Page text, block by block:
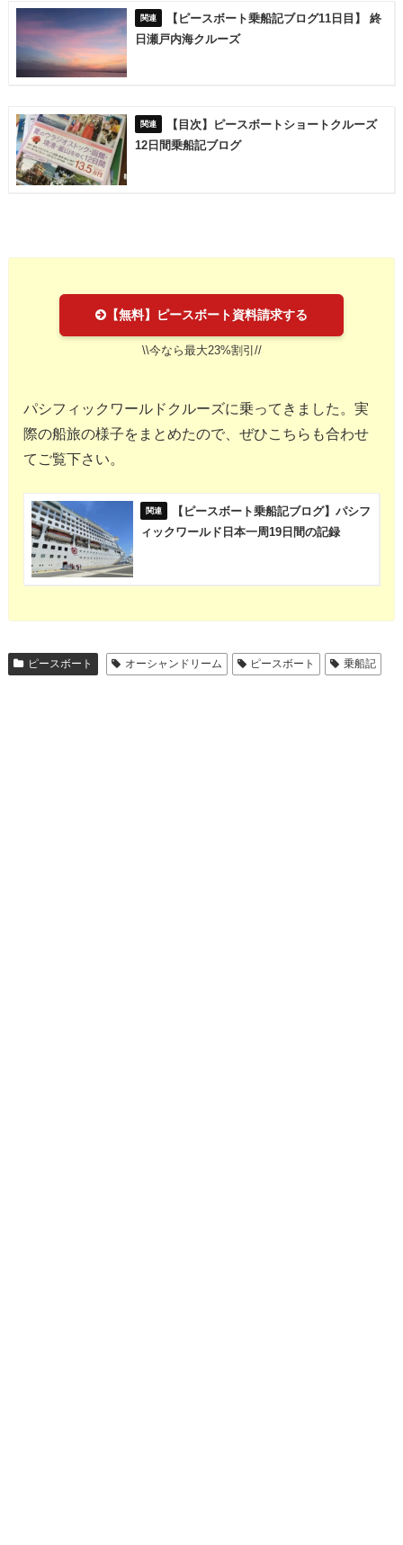
【ピースボート乗船記ブログ11日目】 終
日瀬戸内海クルーズ
【目次】ピースボートショートクルーズ
12日間乗船記ブログ
【無料】ピースボート資料請求する
\\今なら最大23%割引//
パシフィックワールドクルーズに乗ってきました。実
際の船旅の様子をまとめたので、ぜひこちらも合わせ
てご覧下さい。
【ピースボート乗船記ブログ】パシフ
ィックワールド日本一周19日間の記録
ピースボート オーシャンドリーム ピースボート 乗船記